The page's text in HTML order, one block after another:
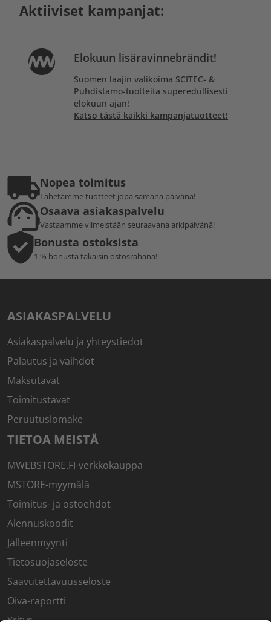
Aktiiviset kampanjat:
Elokuun lisäravinnebrändit!
Suomen laajin valikoima SCITEC- &
Puhdistamo-tuotteita superedullisesti
elokuun ajan!
Katso tästä kaikki kampanjatuotteet!
Nopea toimitus
Lähetämme tuotteet jopa samana päivänä!
Osaava asiakaspalvelu
Vastaamme viimeistään seuraavana arkipäivänä!
Bonusta ostoksista
1 % bonusta takaisin ostosrahana!
ASIAKASPALVELU
Asiakaspalvelu ja yhteystiedot
Palautus ja vaihdot
Maksutavat
Toimitustavat
Peruutuslomake
TIETOA MEISTÄ
MWEBSTORE.FI-verkkokauppa
MSTORE-myymälä
Toimitus- ja ostoehdot
Alennuskoodit
Jälleenmyynti
Tietosuojaseloste
Saavutettavuusseloste
Oiva-raportti